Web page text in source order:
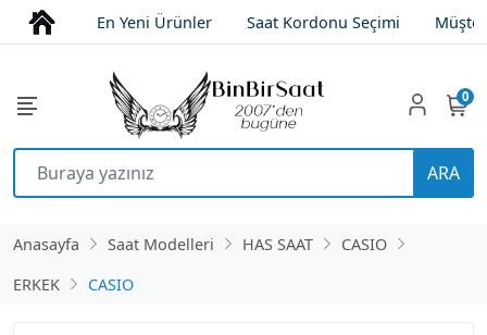
En Yeni Ürünler Saat Kordonu Seçimi
ARA
0
Anasayfa Saat Modelleri HAS SAAT
CASIO
ERKEK
CASIO